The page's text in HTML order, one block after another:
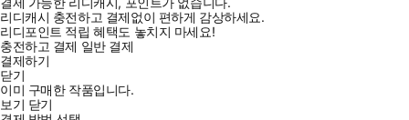
리디캐시 충전하고 결제없이 편하게 감상하세요.
리디포인트 적립 혜택도 놓치지 마세요!
충전하고 결제 일반 결제
결제하기
닫기
이미 구매한 작품입니다.
보기 닫기